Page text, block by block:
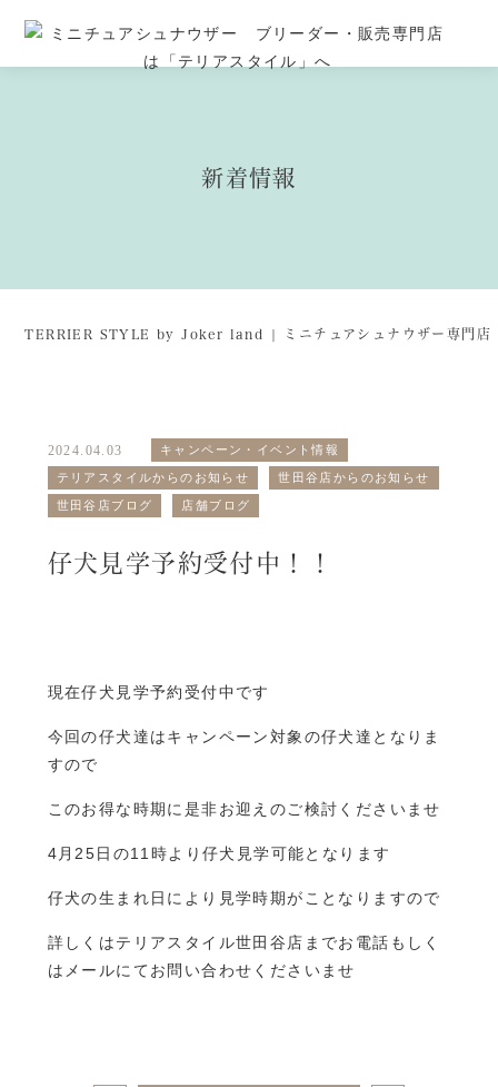
新着情報
TERRIER STYLE by Joker land | ミニチュアシュナウザー専門店
2024.04.03 キャンペーン・イベント情報
テリアスタイルからのお知らせ 世田谷店からのお知らせ
世田谷店ブログ 店舗ブログ
仔犬見学予約受付中！！
現在仔犬見学予約受付中です
今回の仔犬達はキャンペーン対象の仔犬達となりま
すので
このお得な時期に是非お迎えのご検討くださいませ
4月25日の11時より仔犬見学可能となります
仔犬の生まれ日により見学時期がことなりますので
詳しくはテリアスタイル世田谷店までお電話もしく
はメールにてお問い合わせくださいませ